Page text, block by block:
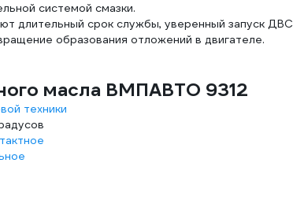
системой смазки.
длительный срок службы, уверенный запуск ДВС
образования отложений в двигателе.
масла ВМПАВТО 9312
техники